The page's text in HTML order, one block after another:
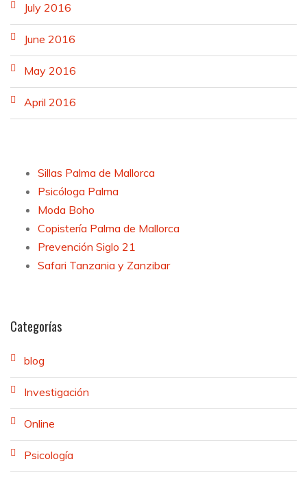
July 2016
June 2016
May 2016
April 2016
Sillas Palma de Mallorca
Psicóloga Palma
Moda Boho
Copistería Palma de Mallorca
Prevención Siglo 21
Safari Tanzania y Zanzibar
Categorías
blog
Investigación
Online
Psicología